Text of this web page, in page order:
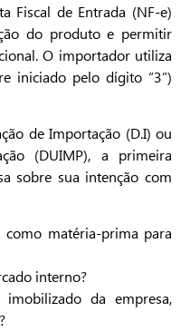
Fiscal de Entrada (NF-e)
do produto e permitir
O importador utiliza
iniciado pelo dígito “3”)
de Importação (D.I) ou
(DUIMP), a primeira
sobre sua intenção com
como matéria-prima para
interno?
da empresa,